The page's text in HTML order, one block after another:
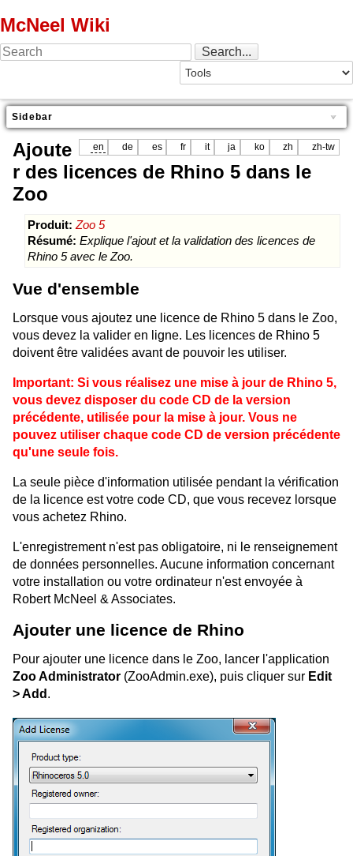
McNeel Wiki
Sidebar
en de es fr it ja ko zh zh-tw
Ajoute
r des licences de Rhino 5 dans le
Zoo
Produit: Zoo 5
Résumé: Explique l'ajout et la validation des licences de
Rhino 5 avec le Zoo.
Vue d'ensemble
Lorsque vous ajoutez une licence de Rhino 5 dans le Zoo,
vous devez la valider en ligne. Les licences de Rhino 5
doivent être validées avant de pouvoir les utiliser.
Important: Si vous réalisez une mise à jour de Rhino 5,
vous devez disposer du code CD de la version
précédente, utilisée pour la mise à jour. Vous ne
pouvez utiliser chaque code CD de version précédente
qu'une seule fois.
La seule pièce d'information utilisée pendant la vérification
de la licence est votre code CD, que vous recevez lorsque
vous achetez Rhino.
L'enregistrement n'est pas obligatoire, ni le renseignement
de données personnelles. Aucune information concernant
votre installation ou votre ordinateur n'est envoyée à
Robert McNeel & Associates.
Ajouter une licence de Rhino
Pour ajouter une licence dans le Zoo, lancer l'application
Zoo Administrator (ZooAdmin.exe), puis cliquer sur Edit
> Add .